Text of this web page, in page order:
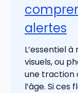
alertes
L’essentiel
visuels, ou
une traction
l’âge. Si ces